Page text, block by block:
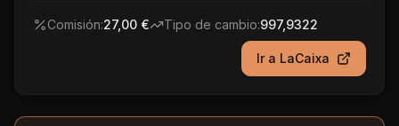
Comisión:27,00 € Tipo de cambio:997,9322
Ir a LaCaixa